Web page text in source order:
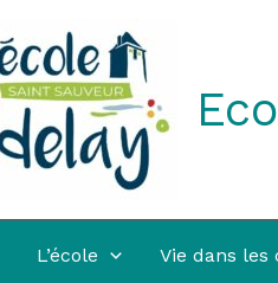
L’école Vie dans les